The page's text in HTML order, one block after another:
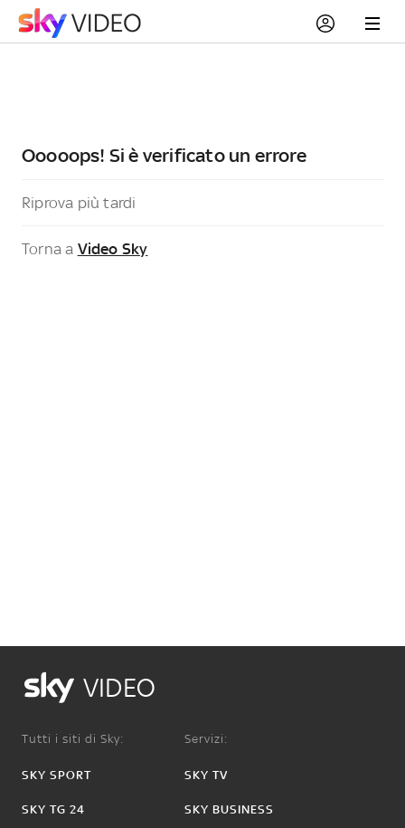
Ooooops! Si è verificato un errore
Riprova più tardi
Torna a Video Sky
VIDEO
Tutti i siti di Sky:
SKY SPORT
SKY TG 24
Servizi:
SKY TV
SKY BUSINESS